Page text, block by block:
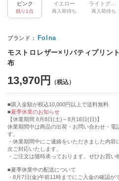
ピンク
残り1点
イエロー
再入荷待ち 再入荷待ち
Folna
モストロレザー×リバティプリン
布
13,970円
購入金額が税込10,000円以上で送料無料
夏季休業のお知らせ
【休業期間 8月8日(土)～8月16日(日)】
休業期間中は商品の出荷・お問い合わせ・電
す。
・休業期間中にご連絡をいただきました内
次ご対応いたします。
・ご注文は随時承っております。ぜひお買い
■夏季休業中の配送について
・8月7日(金)午前11時までにご入金の確認